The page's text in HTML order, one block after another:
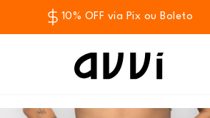
10% OFF via Pix ou Boleto